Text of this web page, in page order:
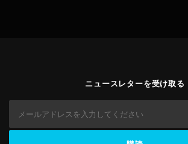
ニュースレターを受け取る